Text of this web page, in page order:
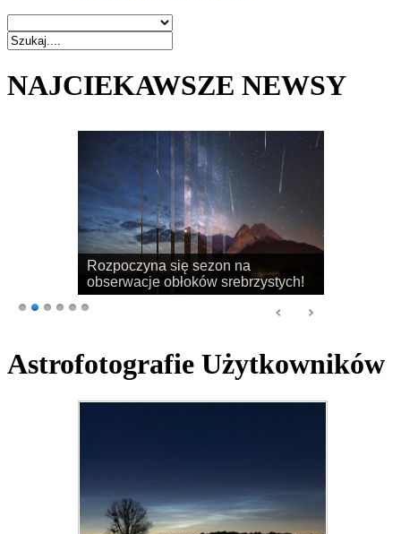
NAJCIEKAWSZE NEWSY
Rozpoczyna się sezon na
obserwacje obłoków srebrzystych!
Astrofotografie Użytkowników